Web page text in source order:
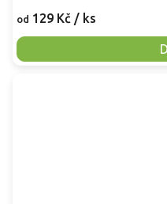
od 129 Kč / ks